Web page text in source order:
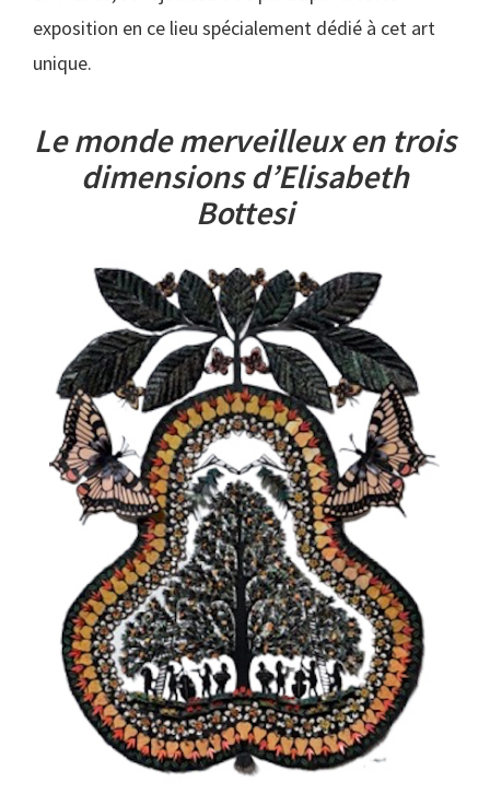
exposition en ce lieu spécialement dédié à cet art
unique.
Le monde merveilleux en trois
dimensions d’Elisabeth
Bottesi